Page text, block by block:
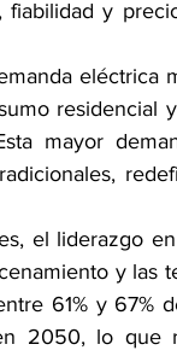
y
eléctrica
residencial
mayor
el liderazgo
y las
61% y 67%
2050, lo que